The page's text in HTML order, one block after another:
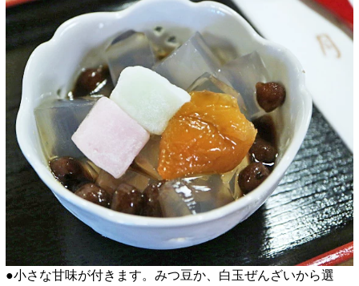
●小さな甘味が付きます。みつ豆か、白玉ぜんざいから選